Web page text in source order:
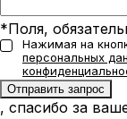
*Поля,
Нажимая на
персональных
, спасибо за